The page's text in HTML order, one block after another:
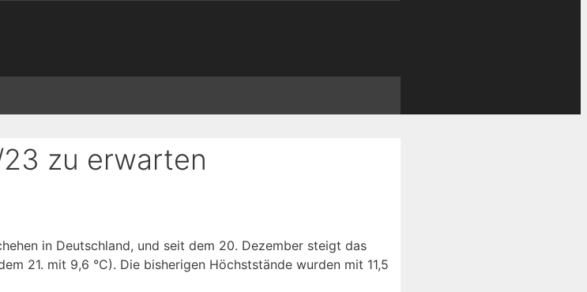
zu erwarten
in Deutschland, und seit dem 20. Dezember steigt das
21. mit 9,6 °C). Die bisherigen Höchststände wurden mit 11,5